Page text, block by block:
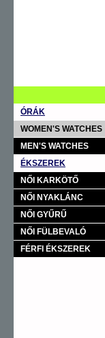
ÓRÁK
WOMEN'S WATCHES
MEN'S WATCHES
ÉKSZEREK
NŐI KARKÖTŐ
NŐI NYAKLÁNC
NŐI GYŰRŰ
NŐI FÜLBEVALÓ
FÉRFI ÉKSZEREK